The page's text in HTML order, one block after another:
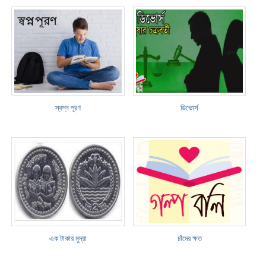
স্বপ্ন পূরণ ডিভোর্স
এক টাকার মুদ্রা চাঁদের ক্ষত